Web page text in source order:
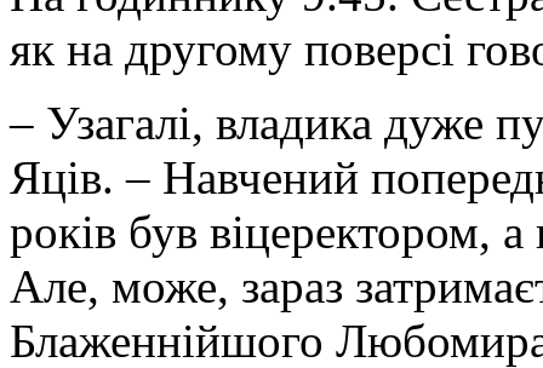
як на другому поверсі
– Узагалі, владика дуже
Яців. – Навчений
років був віце­ректором, а
Але, може, зараз
Блаженнійшого